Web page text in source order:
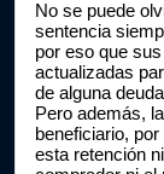
No se puede
sentencia
por eso que
actualizadas
de alguna
Pero además,
beneficiario,
esta retención